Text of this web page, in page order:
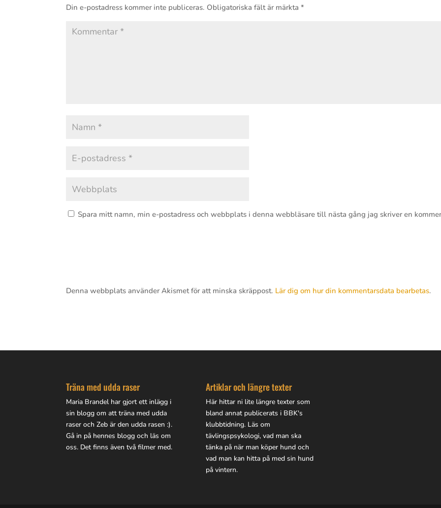
Din e-postadress kommer inte publiceras. Obligatoriska fält är märkta*
Spara mitt namn, min e-postadress och webbplats i denna webbläsare till nästa gång jag skriver en
Denna webbplats använder Akismet för att minska skräppost. Lär dig om hur din kommentarsdata bearbetas.
Träna med udda raser
Maria Brandel har gjortett inlägg i
sin blogg om att träna med udda
raser och Zeb är den udda rasen :).
Gå in på hennes blogg och läs om
oss. Det finns även två filmer med.
Artiklar och längre texter
Här hittar ni lite längre textersom
bland annat publicerats i BBK's
klubbtidning. Läs om
tävlingspsykologi, vad man ska
tänka på när man köper hund och
vad man kan hitta på med sin hund
på vintern.